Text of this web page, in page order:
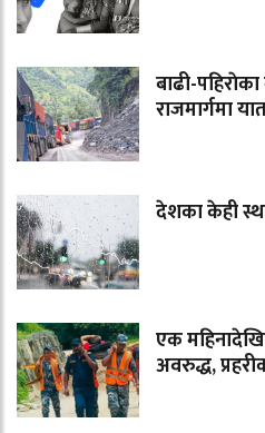
बाढी-
राजमार्गमा
देशका केही
एक
अवरुद्ध,